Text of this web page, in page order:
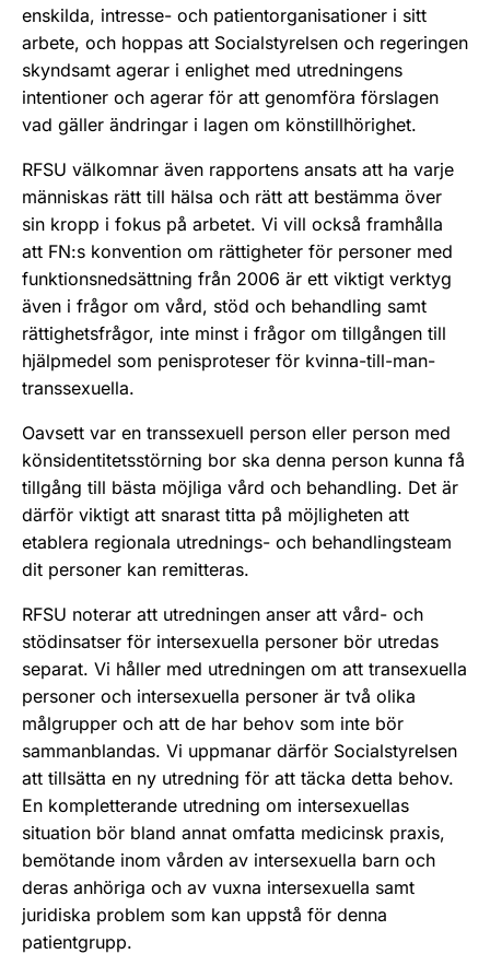
enskilda, intresse- och patientorganisationer i sitt
arbete, och hoppas att Socialstyrelsen och regeringen
skyndsamt agerar i enlighet med utredningens
intentioner och agerar för att genomföra förslagen
vad gäller ändringar i lagen om könstillhörighet.
RFSU välkomnar även rapportens ansats att ha varje
människas rätt till hälsa och rätt att bestämma över
sin kropp i fokus på arbetet. Vi vill också framhålla
att FN:s konvention om rättigheter för personer med
funktionsnedsättning från 2006 är ett viktigt verktyg
även i frågor om vård, stöd och behandling samt
rättighetsfrågor, inte minst i frågor om tillgången till
hjälpmedel som penisproteser för kvinna-till-man-
transsexuella.
Oavsett var en transsexuell person eller person med
könsidentitetsstörning bor ska denna person kunna få
tillgång till bästa möjliga vård och behandling. Det är
därför viktigt att snarast titta på möjligheten att
etablera regionala utrednings- och behandlingsteam
dit personer kan remitteras.
RFSU noterar att utredningen anser att vård- och
stödinsatser för intersexuella personer bör utredas
separat. Vi håller med utredningen om att transexuella
personer och intersexuella personer är två olika
målgrupper och att de har behov som inte bör
sammanblandas. Vi uppmanar därför Socialstyrelsen
att tillsätta en ny utredning för att täcka detta behov.
En kompletterande utredning om intersexuellas
situation bör bland annat omfatta medicinsk praxis,
bemötande inom vården av intersexuella barn och
deras anhöriga och av vuxna intersexuella samt
juridiska problem som kan uppstå för denna
patientgrupp.